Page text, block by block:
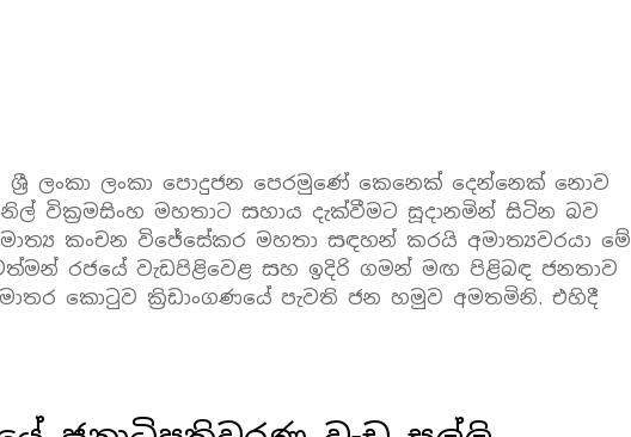
ලංකා ලංකා පොදුජන පෙරමුණේ කෙනෙක් දෙන්නෙක් නොව
වික්‍රමසිංහ මහතාට සහාය දැක්වීමට සූදානමින් සිටින බව
කංචන විජේසේකර මහතා සඳහන් කරයි අමාත්‍යවරයා මේ
රජයේ වැඩපිළිවෙළ සහ ඉදිරි ගමන් මඟ පිළිබඳ ජනතාව
කොටුව ක්‍රිඩාංගණයේ පැවති ජන හමුව අමතමිනි. එහිදී